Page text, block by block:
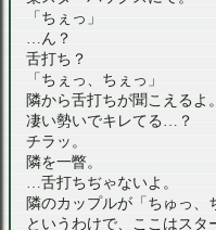
「ちぇっ」
…ん？
舌打ち？
「ちぇっ、ちぇっ」
隣から舌打ちが聞こえるよ。
凄い勢いでキレてる…？
チラッ。
隣を一瞥。
…舌打ちぢゃないよ。
隣のカップルが「ちゅっ、
というわけで、ここはスタ